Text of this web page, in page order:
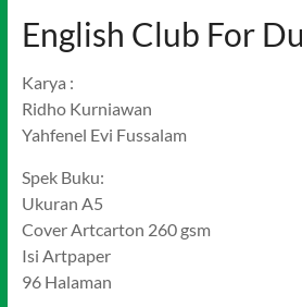
English Club For
Karya :
Ridho Kurniawan
Yahfenel Evi Fussalam
Spek Buku:
Ukuran A5
Cover Artcarton 260 gsm
Isi Artpaper
96 Halaman